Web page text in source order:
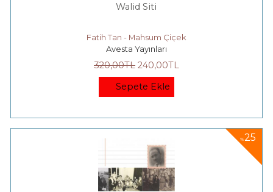
Walid Siti
Fatih Tan - Mahsum Çiçek
Avesta Yayınları
320,00TL 240,00TL
Sepete Ekle
%25